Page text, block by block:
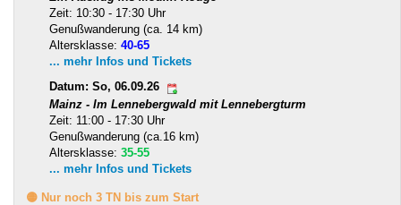
Zeit: 10:30 - 17:30 Uhr
Genußwanderung (ca. 14 km)
Altersklasse: 40-65
... mehr Infos und Tickets
Datum: So, 06.09.26
Mainz - Im Lennebergwald mit Lennebergturm
Zeit: 11:00 - 17:30 Uhr
Genußwanderung (ca.16 km)
Altersklasse: 35-55
... mehr Infos und Tickets
🟡 Nur noch 3 TN bis zum Start